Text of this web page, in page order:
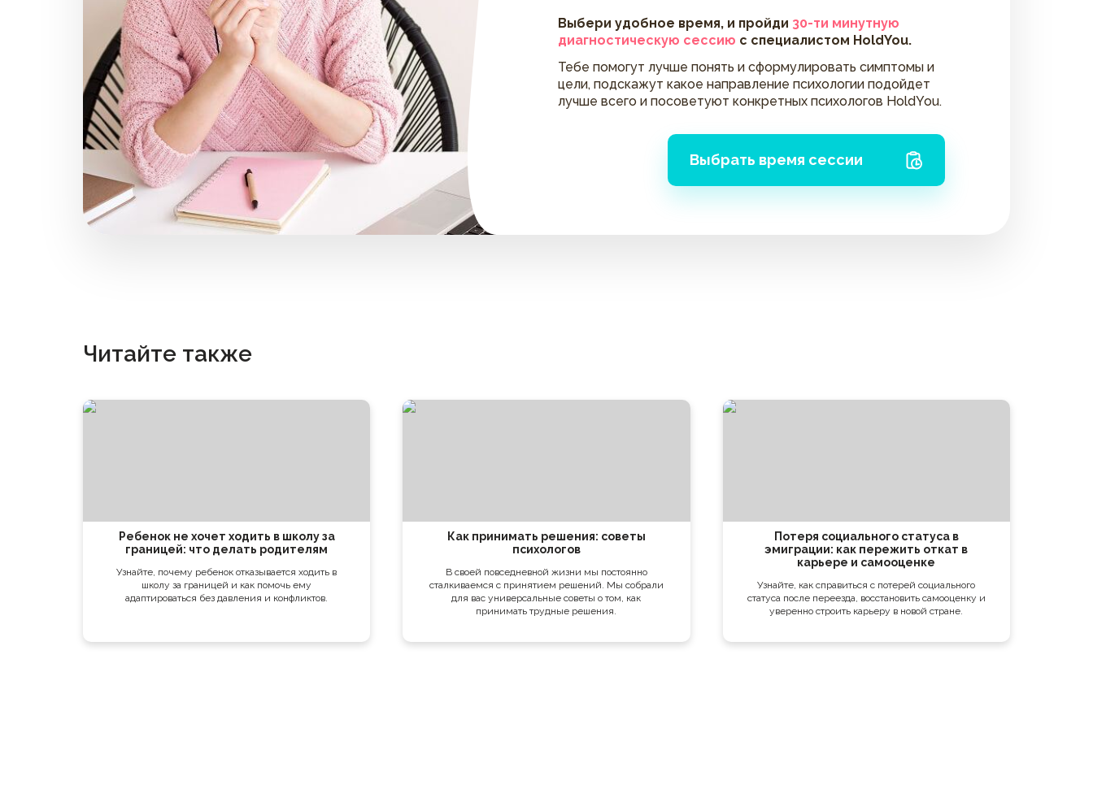
Выбери удобное время, и пройди 30-ти минутную
диагностическую сессию с специалистом HoldYou.
Тебе помогут лучше понять и сформулировать симптомы и
цели, подскажут какое направление психологии подойдет
лучше всего и посоветуют конкретных психологов HoldYou.
Выбрать время сессии
Читайте также
Ребенок не хочет ходить в школу за
границей: что делать родителям
Узнайте, почему ребенок отказывается ходить в
школу за границей и как помочь ему
адаптироваться без давления и конфликтов.
Как принимать решения: советы
психологов
В своей повседневной жизни мы постоянно
сталкиваемся с принятием решений. Мы собрали
для вас универсальные советы о том, как
принимать трудные решения.
Потеря социального статуса в
эмиграции: как пережить откат в
карьере и самооценке
Узнайте, как справиться с потерей социального
статуса после переезда, восстановить самооценку и
уверенно строить карьеру в новой стране.